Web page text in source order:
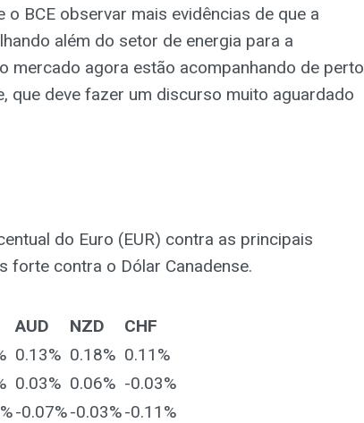
BCE observar mais evidências de que a
além do setor de energia para a
mercado agora estão acompanhando de perto
que deve fazer um discurso muito aguardado
do Euro (EUR) contra as principais
forte contra o Dólar Canadense.
AUD NZD
CHF
0.13% 0.18% 0.11%
0.03% 0.06% -0.03%
-0.07%-0.03%-0.11%